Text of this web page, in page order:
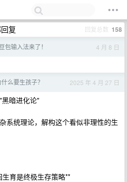
复 回复总数 158
豆包输入法来了！ 4 月 8 日
么要生孩子？ 2025 年 4 月 27 日
暗进化论"
系统理论，解构这个看似非理性的生
育是终极生存策略**